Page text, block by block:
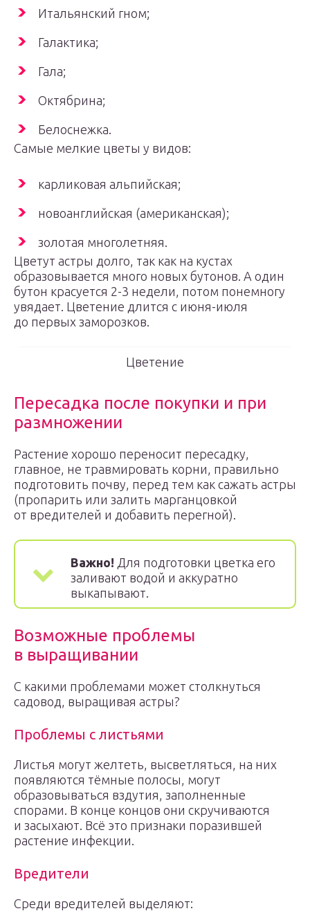
Итальянский гном;
Галактика;
Гала;
Октябрина;
Белоснежка.
Самые мелкие цветы у видов:
карликовая альпийская;
новоанглийская (американская);
золотая многолетняя.
Цветут астры долго, так как на кустах
образовывается много новых бутонов. А один
бутон красуется 2-3 недели, потом понемногу
увядает. Цветение длится с июня-июля
до первых заморозков.
Цветение
Пересадка после покупки и при
размножении
Растение хорошо переносит пересадку,
главное, не травмировать корни, правильно
подготовить почву, перед тем как сажать астры
(пропарить или залить марганцовкой
от вредителей и добавить перегной).
Важно! Для подготовки цветка его
заливают водой и аккуратно
выкапывают.
Возможные проблемы
в выращивании
С какими проблемами может столкнуться
садовод, выращивая астры?
Проблемы с листьями
Листья могут желтеть, высветляться, на них
появляются тёмные полосы, могут
образовываться вздутия, заполненные
спорами. В конце концов они скручиваются
и засыхают. Всё это признаки поразившей
растение инфекции.
Вредители
Среди вредителей выделяют: